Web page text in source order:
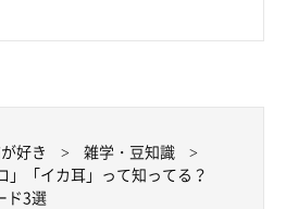
好き
雑学・豆知識
」「イカ耳」って知ってる？
ド3選